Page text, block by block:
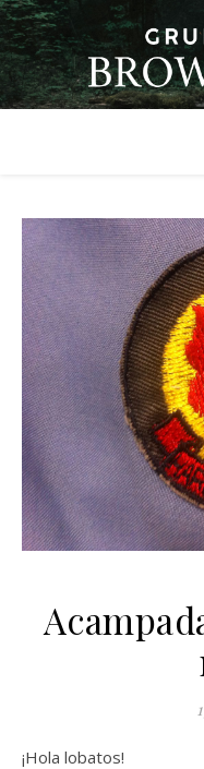
¡Hola lobatos!